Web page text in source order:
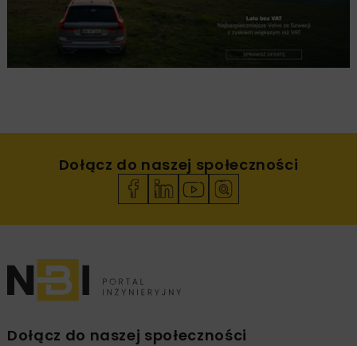
Dołącz do naszej społeczności
Dołącz do naszej społeczności